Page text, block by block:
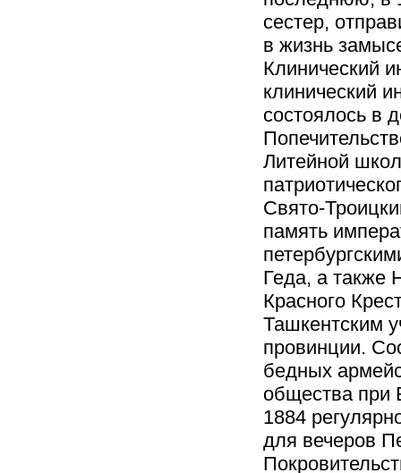
сестер,
в жизнь
Клинический
клинический
состоялось в
Литейной
Свято-
память
Геда, а также
Красного
Ташкентским
провинции.
бедных
общества при
1884
для вечеров